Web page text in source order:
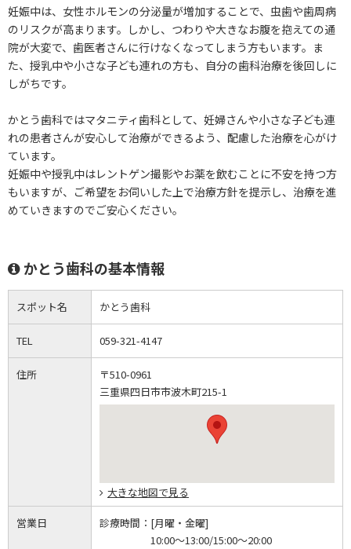
妊娠中は、女性ホルモンの分泌量が増加することで、虫歯や歯周病
のリスクが高まります。しかし、つわりや大きなお腹を抱えての通
院が大変で、歯医者さんに行けなくなってしまう方もいます。ま
た、授乳中や小さな子ども連れの方も、自分の歯科治療を後回しに
しがちです。
かとう歯科ではマタニティ歯科として、妊婦さんや小さな子ども連
れの患者さんが安心して治療ができるよう、配慮した治療を心がけ
ています。
妊娠中や授乳中はレントゲン撮影やお薬を飲むことに不安を持つ方
もいますが、ご希望をお伺いした上で治療方針を提示し、治療を進
めていきますのでご安心ください。
かとう歯科の基本情報
スポット名 かとう歯科
TEL 059-321-4147
住所
〒510-0961
三重県四日市市波木町215-1
大きな地図で見る
営業日 診療時間： [月曜・金曜]
10:00～13:00/15:00～20:00